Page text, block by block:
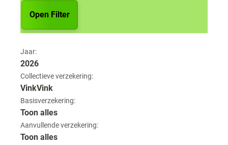
Open Filter
Jaar:
2026
Collectieve verzekering:
VinkVink
Basisverzekering:
Toon alles
Aanvullende verzekering:
Toon alles